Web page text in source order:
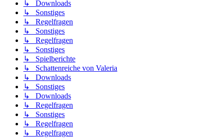
↳ Downloads
↳ Sonstiges
↳ Regelfragen
↳ Sonstiges
↳ Regelfragen
↳ Sonstiges
↳ Spielberichte
↳ Schattenreiche von Valeria
↳ Downloads
↳ Sonstiges
↳ Downloads
↳ Regelfragen
↳ Sonstiges
↳ Regelfragen
↳ Regelfragen